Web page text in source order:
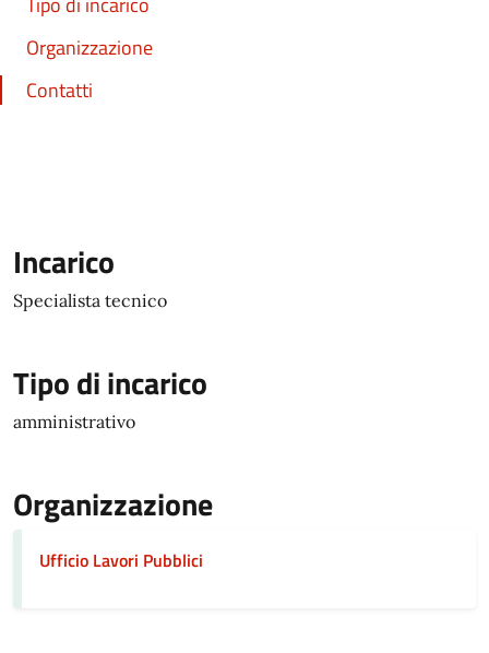
Organizzazione
Contatti
Incarico
Specialista tecnico
Tipo di incarico
amministrativo
Organizzazione
Ufficio Lavori Pubblici